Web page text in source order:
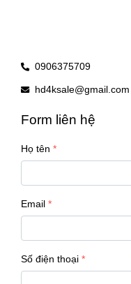
0906375709
hd4ksale@gmail.com
Form liên hệ
Họ tên
Email
Số điện thoại